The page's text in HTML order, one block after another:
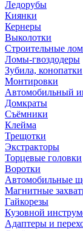
Ледорубы
Киянки
Кернеры
Выколотки
Строительные
Ломы-гвоздодеры
Зубила, конопатки
Монтировки
Автомобильный
Домкраты
Съёмники
Клейма
Трещотки
Экстракторы
Торцевые головки
Воротки
Автомобильные
Магнитные
Гайкорезы
Кузовной
Адаптеры и